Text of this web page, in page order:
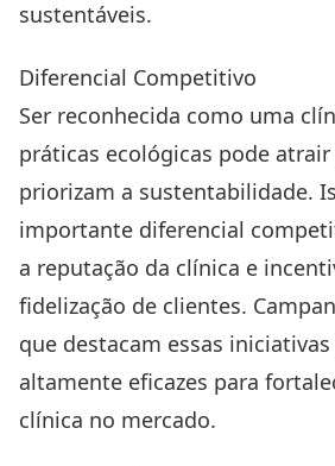
sustentáveis.
Diferencial Competitivo
Ser reconhecida como uma
práticas ecológicas pode
priorizam a sustentabilidade.
importante diferencial
a reputação da clínica e
fidelização de clientes.
que destacam essas
altamente eficazes para
clínica no mercado.